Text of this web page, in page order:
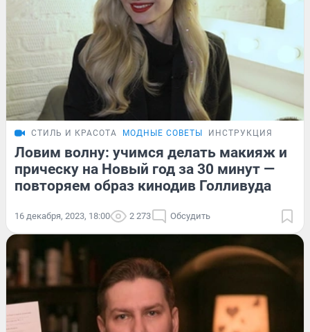
СТИЛЬ И КРАСОТА МОДНЫЕ СОВЕТЫ ИНСТРУКЦИЯ
Ловим волну: учимся делать макияж и
прическу на Новый год за 30 минут —
повторяем образ кинодив Голливуда
16 декабря, 2023, 18:00 2 273 Обсудить